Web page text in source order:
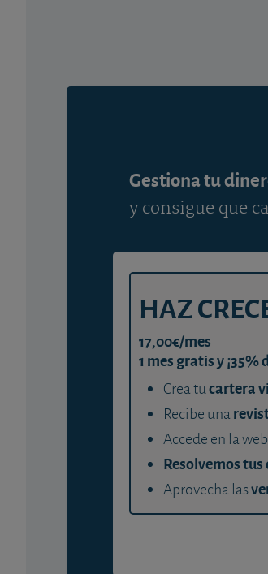
Gestiona tu
y consigue que
HAZ
17,00€/mes
1 mes gratis y
Crea tucartera
Recibe una
Accede en la
Resolvemos
Aprovecha las